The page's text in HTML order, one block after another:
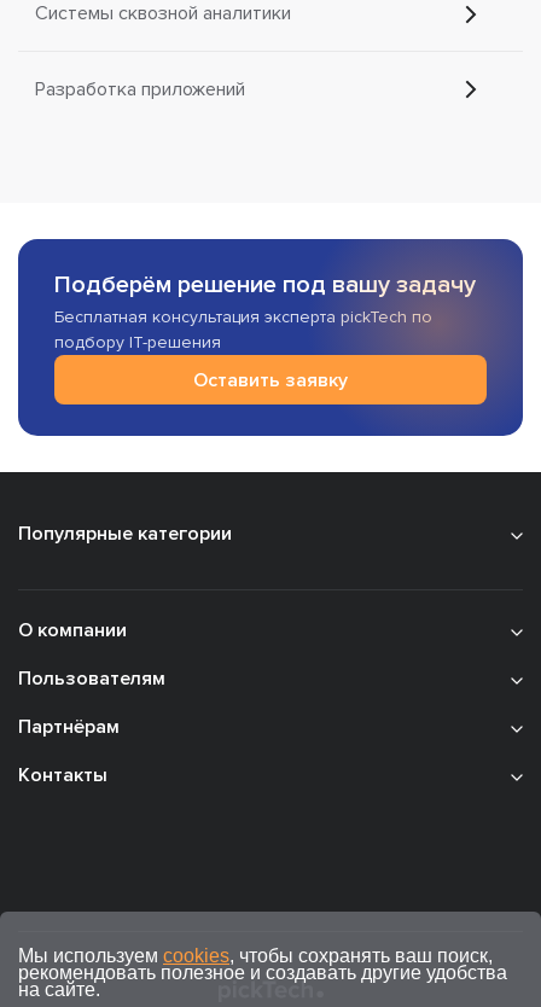
Системы сквозной аналитики
Разработка приложений
Подберём решение под вашу задачу
Бесплатная консультация эксперта pickTech по
подбору IT-решения
Оставить заявку
Популярные категории
О компании
Пользователям
Партнёрам
Контакты
Мы используем cookies, чтобы сохранять ваш поиск,
рекомендовать полезное и создавать другие удобства
на сайте.